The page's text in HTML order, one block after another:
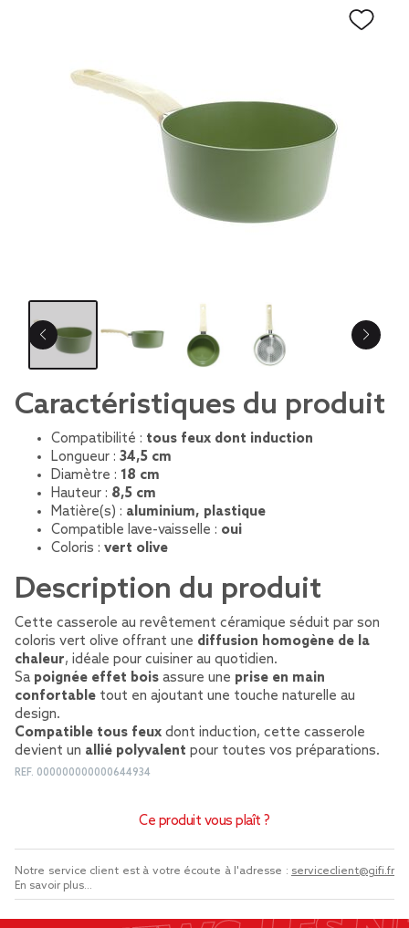
Caractéristiques du produit
Compatibilité : tous feux dont induction
Longueur : 34,5 cm
Diamètre : 18 cm
Hauteur : 8,5 cm
Matière(s) : aluminium, plastique
Compatible lave-vaisselle : oui
Coloris : vert olive
Description du produit
Cette casserole au revêtement céramique séduit par son
coloris vert olive offrant une diffusion homogène de la
chaleur, idéale pour cuisiner au quotidien.
Sa poignée effet bois assure une prise en main
confortable tout en ajoutant une touche naturelle au
design.
Compatible tous feux dont induction, cette casserole
devient un allié polyvalent pour toutes vos préparations.
REF. 000000000000644934
Ce produit vous plaît ?
Notre service client est à votre écoute à l'adresse : serviceclient@gifi.fr
En savoir plus...